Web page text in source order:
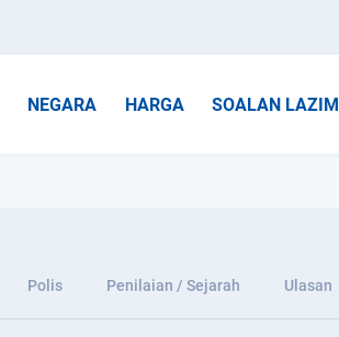
NEGARA HARGA SOALAN LAZIM
Polis Penilaian / Sejarah Ulasan